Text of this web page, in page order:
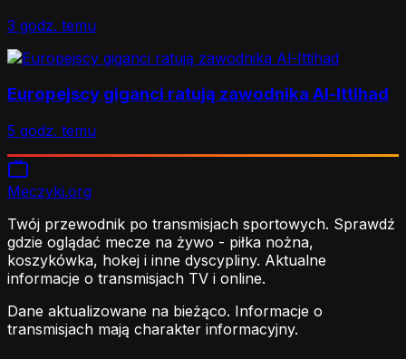
3 godz. temu
Europejscy giganci ratują zawodnika Al-Ittihad
5 godz. temu
Meczyki.org
Twój przewodnik po transmisjach sportowych. Sprawdź
gdzie oglądać mecze na żywo - piłka nożna,
koszykówka, hokej i inne dyscypliny. Aktualne
informacje o transmisjach TV i online.
Dane aktualizowane na bieżąco. Informacje o
transmisjach mają charakter informacyjny.